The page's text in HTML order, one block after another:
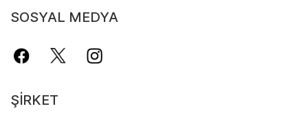
SOSYAL MEDYA
ŞIRKET